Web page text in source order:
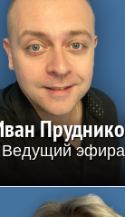
Ведущий эфира